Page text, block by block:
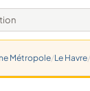
Métropole Le Havre